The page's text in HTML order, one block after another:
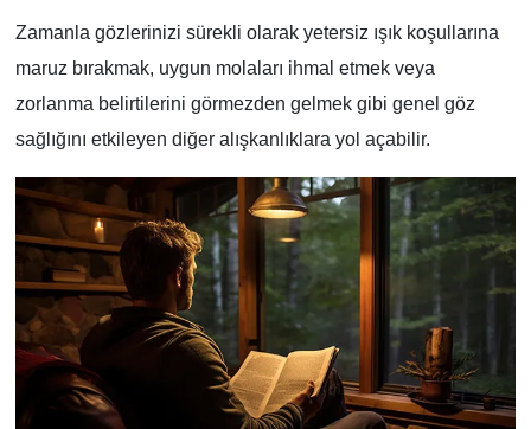
Zamanla gözlerinizi sürekli olarak yetersiz ışık koşullarına
maruz bırakmak, uygun molaları ihmal etmek veya
zorlanma belirtilerini görmezden gelmek gibi genel göz
sağlığını etkileyen diğer alışkanlıklara yol açabilir.